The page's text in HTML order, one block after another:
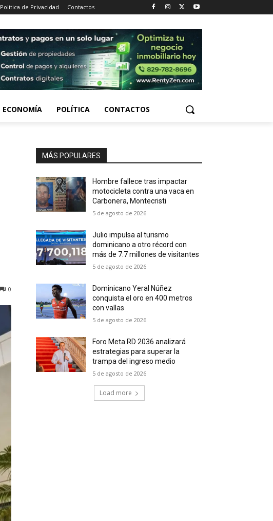
Política de Privacidad Contactos
ECONOMÍA POLÍTICA CONTACTOS
0
MÁS POPULARES
Hombre fallece tras impactar
motocicleta contra una vaca en
Carbonera, Montecristi
5 de agosto de 2026
Julio impulsa al turismo
dominicano a otro récord con
más de 7.7 millones de visitantes
5 de agosto de 2026
Dominicano Yeral Núñez
conquista el oro en 400 metros
con vallas
5 de agosto de 2026
Foro Meta RD 2036 analizará
estrategias para superar la
trampa del ingreso medio
5 de agosto de 2026
Load more